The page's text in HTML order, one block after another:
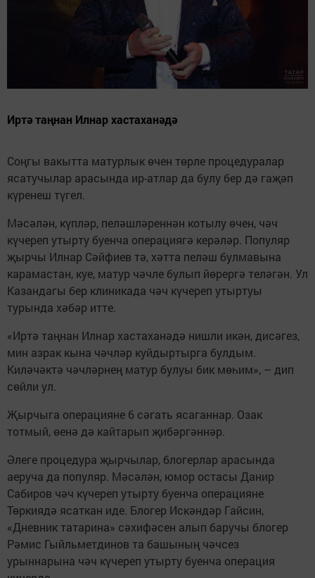
Иртә таңнан Илнар хастаханәдә
Соңгы вакытта матурлык өчен төрле процедуралар
ясатучылар арасында ир-атлар да булу бер дә гаҗәп
күренеш түгел.
Мәсәлән, күпләр, пеләшләреннән котылу өчен, чәч
күчереп утырту буенча операциягә керәләр. Популяр
җырчы Илнар Сәйфиев тә, хәтта пеләш булмавына
карамастан, куе, матур чәчле булып йөрергә теләгән. Ул
Казандагы бер клиникада чәч күчереп утыртуы
турында хәбәр итте.
«Иртә таңнан Илнар хастаханәдә нишли икән, дисәгез,
мин азрак кына чәчләр куйдыртырга булдым.
Киләчәктә чәчләрнең матур булуы бик мөһим», – дип
сөйли ул.
Җырчыга операцияне 6 сәгать ясаганнар. Озак
тотмый, өенә дә кайтарып җибәргәннәр.
Әлеге процедура җырчылар, блогерлар арасында
аеруча да популяр. Мәсәлән, юмор остасы Данир
Сабиров чәч күчереп утырту буенча операцияне
Төркиядә ясаткан иде. Блогер Искәндәр Гайсин,
«Дневник татарина» сәхифәсен алып баручы блогер
Рәмис Гыйльметдинов та башының чәчсез
урыннарына чәч күчереп утырту буенча операция